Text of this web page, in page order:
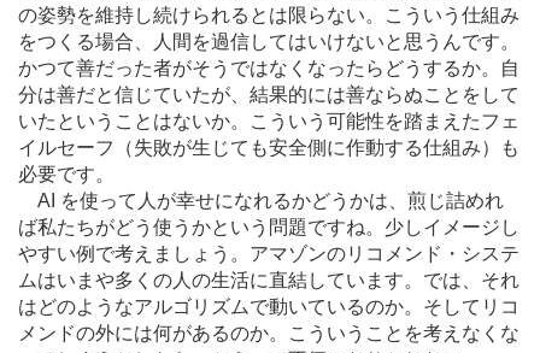
の姿勢を維持し続けられるとは限らない。こういう仕組み
をつくる場合、人間を過信してはいけないと思うんです。
かつて善だった者がそうではなくなったらどうするか。自
分は善だと信じていたが、結果的には善ならぬことをして
いたということはないか。こういう可能性を踏まえたフェ
イルセーフ（失敗が生じても安全側に作動する仕組み）も
必要です。
AI を使って人が幸せになれるかどうかは、煎じ詰めれ
ば私たちがどう使うかという問題ですね。少しイメージし
やすい例で考えましょう。アマゾンのリコメンド・システ
ムはいまや多くの人の生活に直結しています。では、それ
はどのようなアルゴリズムで動いているのか。そしてリコ
メンドの外には何があるのか。こういうことを考えなくな